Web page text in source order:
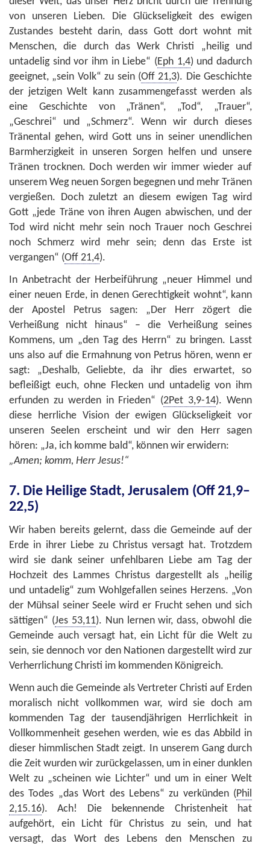
von unseren Lieben. Die Glückseligkeit des ewigen
Zustandes besteht darin, dass Gott dort wohnt mit
Menschen, die durch das Werk Christi „heilig und
untadelig sind vor ihm in Liebe“ (Eph 1,4) und dadurch
geeignet, „sein Volk“ zu sein (Off 21,3). Die Geschichte
der jetzigen Welt kann zusammengefasst werden als
eine Geschichte von „Tränen“, „Tod“, „Trauer“,
„Geschrei“ und „Schmerz“. Wenn wir durch dieses
Tränental gehen, wird Gott uns in seiner unendlichen
Barmherzigkeit in unseren Sorgen helfen und unsere
Tränen trocknen. Doch werden wir immer wieder auf
unserem Weg neuen Sorgen begegnen und mehr Tränen
vergießen. Doch zuletzt an diesem ewigen Tag wird
Gott „jede Träne von ihren Augen abwischen, und der
Tod wird nicht mehr sein noch Trauer noch Geschrei
noch Schmerz wird mehr sein; denn das Erste ist
vergangen“ (Off 21,4).
In Anbetracht der Herbeiführung „neuer Himmel und
einer neuen Erde, in denen Gerechtigkeit wohnt“, kann
der Apostel Petrus sagen: „Der Herr zögert die
Verheißung nicht hinaus“ – die Verheißung seines
Kommens, um „den Tag des Herrn“ zu bringen. Lasst
uns also auf die Ermahnung von Petrus hören, wenn er
sagt: „Deshalb, Geliebte, da ihr dies erwartet, so
befleißigt euch, ohne Flecken und untadelig von ihm
erfunden zu werden in Frieden“ (2Pet 3,9-14). Wenn
diese herrliche Vision der ewigen Glückseligkeit vor
unseren Seelen erscheint und wir den Herr sagen
hören: „Ja, ich komme bald“, können wir erwidern:
„Amen; komm, Herr Jesus!“
7. Die Heilige Stadt, Jerusalem (Off 21,9–
22,5)
Wir haben bereits gelernt, dass die Gemeinde auf der
Erde in ihrer Liebe zu Christus versagt hat. Trotzdem
wird sie dank seiner unfehlbaren Liebe am Tag der
Hochzeit des Lammes Christus dargestellt als „heilig
und untadelig“ zum Wohlgefallen seines Herzens. „Von
der Mühsal seiner Seele wird er Frucht sehen und sich
sättigen“ (Jes 53,11). Nun lernen wir, dass, obwohl die
Gemeinde auch versagt hat, ein Licht für die Welt zu
sein, sie dennoch vor den Nationen dargestellt wird zur
Verherrlichung Christi im kommenden Königreich.
Wenn auch die Gemeinde als Vertreter Christi auf Erden
moralisch nicht vollkommen war, wird sie doch am
kommenden Tag der tausendjährigen Herrlichkeit in
Vollkommenheit gesehen werden, wie es das Abbild in
dieser himmlischen Stadt zeigt. In unserem Gang durch
die Zeit wurden wir zurückgelassen, um in einer dunklen
Welt zu „scheinen wie Lichter“ und um in einer Welt
des Todes „das Wort des Lebens“ zu verkünden (Phil
2,15.16). Ach! Die bekennende Christenheit hat
aufgehört, ein Licht für Christus zu sein, und hat
versagt, das Wort des Lebens den Menschen zu